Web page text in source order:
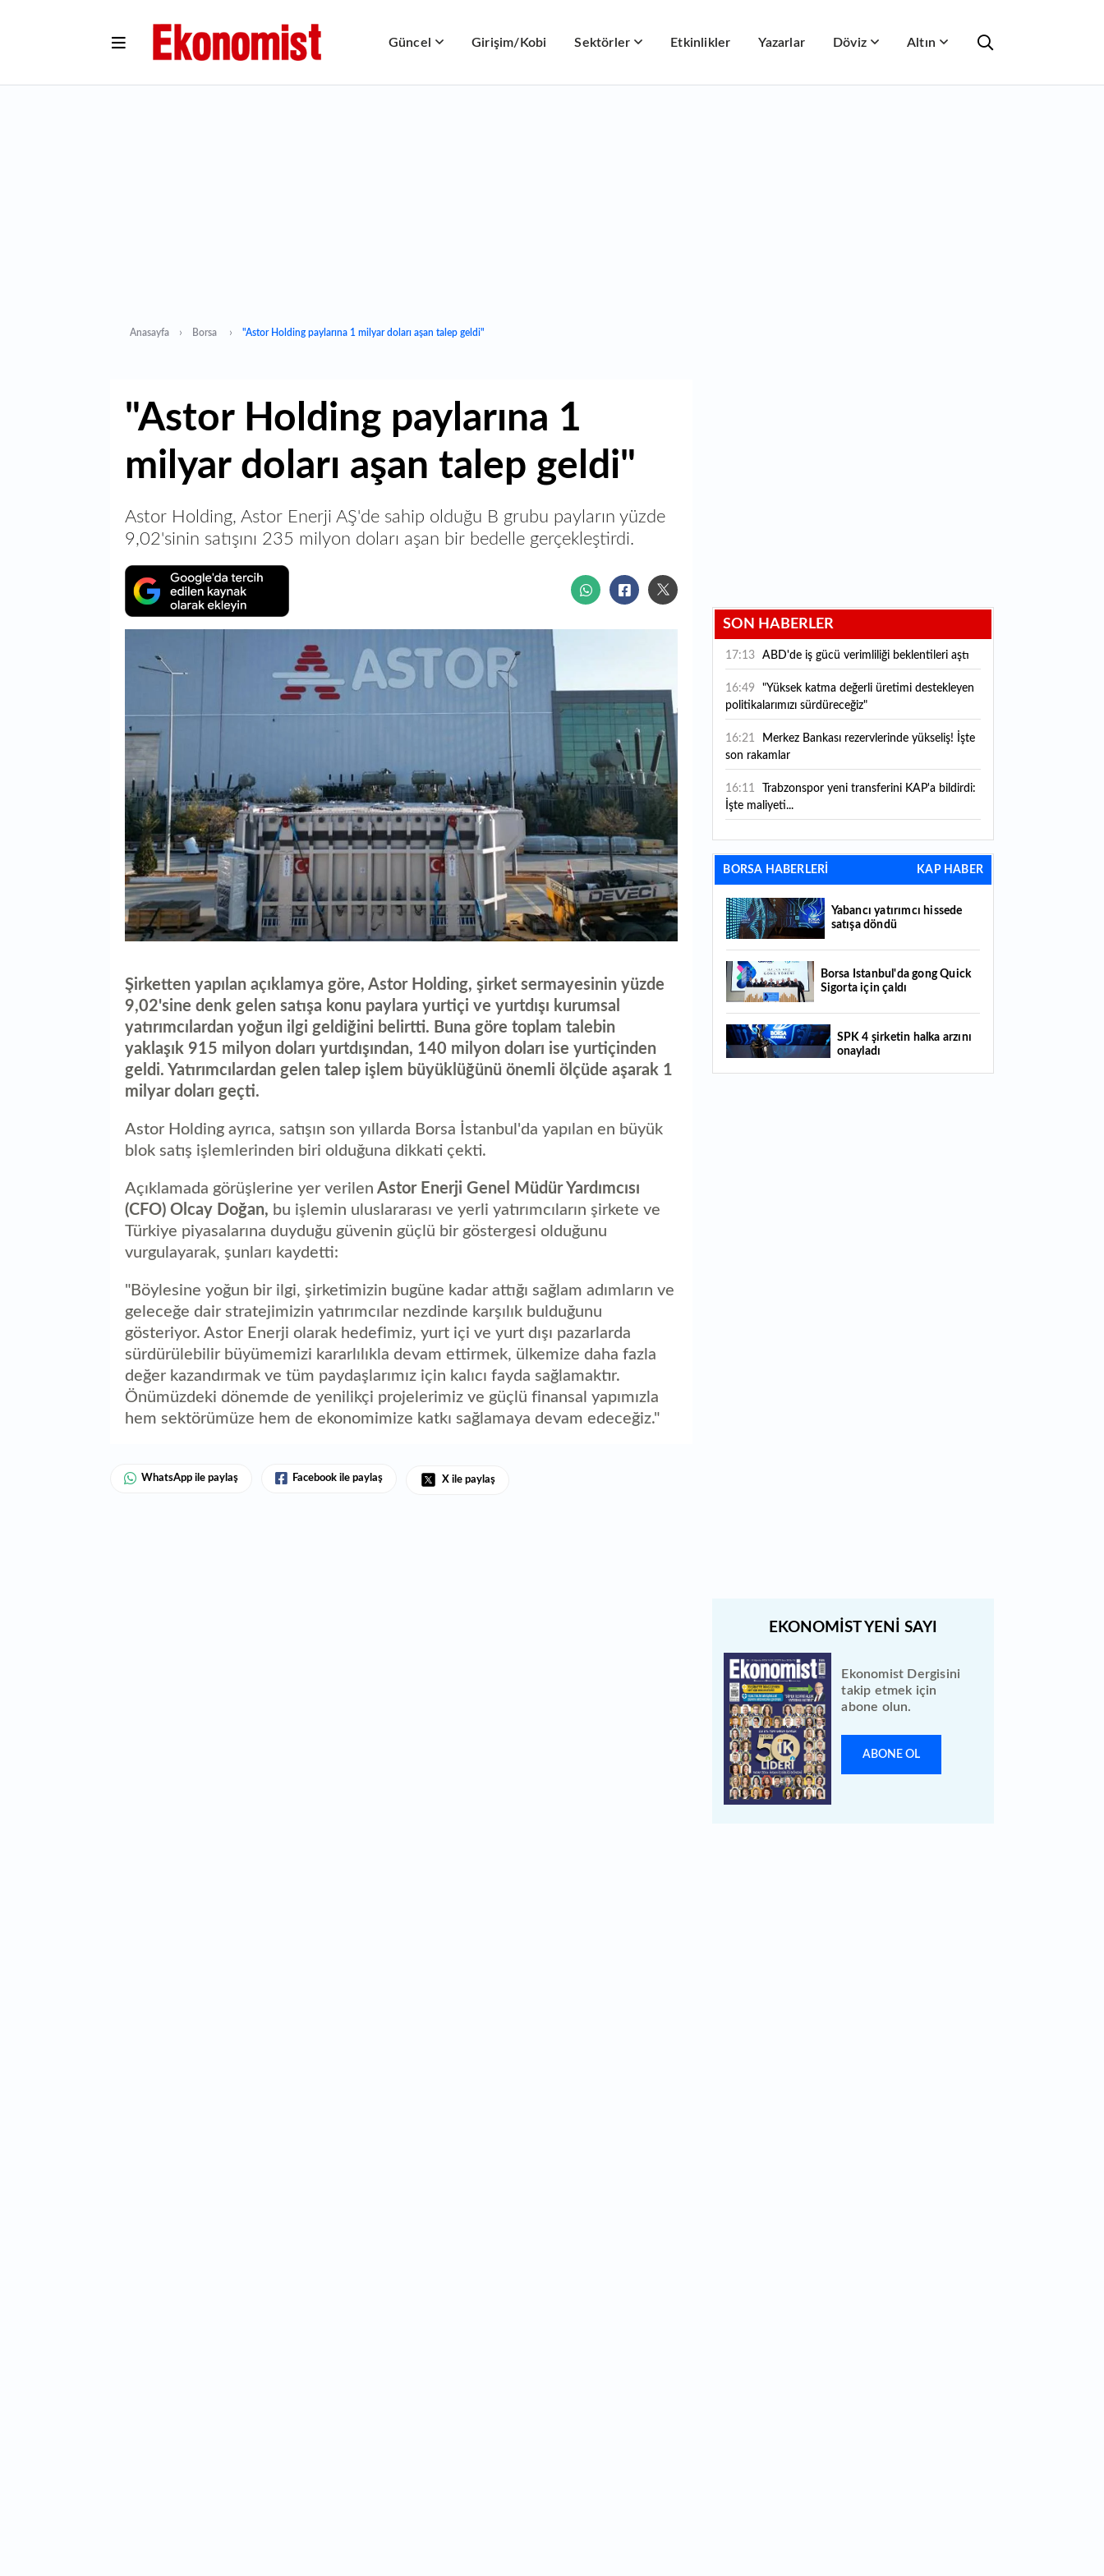
Güncel Girişim/Kobi Sektörler Etkinlikler Yazarlar Döviz Altın
Anasayfa Borsa "Astor Holding paylarına 1 milyar doları aşan talep geldi"
"Astor Holding paylarına 1
milyar doları aşan talep geldi"
Astor Holding, Astor Enerji AŞ'de sahip olduğu B grubu payların yüzde
9,02'sinin satışını 235 milyon doları aşan bir bedelle gerçekleştirdi.
Şirketten yapılan açıklamya göre, Astor Holding, şirket sermayesinin yüzde
9,02'sine denk gelen satışa konu paylara yurtiçi ve yurtdışı kurumsal
yatırımcılardan yoğun ilgi geldiğini belirtti. Buna göre toplam talebin
yaklaşık 915 milyon doları yurtdışından, 140 milyon doları ise yurtiçinden
geldi. Yatırımcılardan gelen talep işlem büyüklüğünü önemli ölçüde aşarak 1
milyar doları geçti.
Astor Holding ayrıca, satışın son yıllarda Borsa İstanbul'da yapılan en büyük
blok satış işlemlerinden biri olduğuna dikkati çekti.
Açıklamada görüşlerine yer verilen Astor Enerji Genel Müdür Yardımcısı
(CFO) Olcay Doğan, bu işlemin uluslararası ve yerli yatırımcıların şirkete ve
Türkiye piyasalarına duyduğu güvenin güçlü bir göstergesi olduğunu
vurgulayarak, şunları kaydetti:
"Böylesine yoğun bir ilgi, şirketimizin bugüne kadar attığı sağlam adımların ve
geleceğe dair stratejimizin yatırımcılar nezdinde karşılık bulduğunu
gösteriyor. Astor Enerji olarak hedefimiz, yurt içi ve yurt dışı pazarlarda
sürdürülebilir büyümemizi kararlılıkla devam ettirmek, ülkemize daha fazla
değer kazandırmak ve tüm paydaşlarımız için kalıcı fayda sağlamaktır.
Önümüzdeki dönemde de yenilikçi projelerimiz ve güçlü finansal yapımızla
hem sektörümüze hem de ekonomimize katkı sağlamaya devam edeceğiz."
WhatsApp ile paylaş Facebook ile paylaş X ile paylaş
SON HABERLER
17:13 ABD'de iş gücü verimliliği beklentileri aştı
16:49
"Yüksek katma değerli üretimi destekleyen
politikalarımızı sürdüreceğiz"
16:21
son rakamlar
16:11
İşte maliyeti...
16:09 TMO 2026-2027 fındık alım fiyatlarını
açıkladı!
geriledi
15:07 Yabancı yatırımcı hissede satışa döndü
14:39
liraya geriledi
14:29 Türkiye'de her 4 kişiden 3'ü internet
bankacılığı kullanıyor
14:26 Türkiye'nin 2026 dijital karnesi: En çok
BORSA HABERLERİ KAP HABER
Yabancı yatırımcı hissede
satışa döndü
Borsa İstanbul'da gong Quick
Sigorta için çaldı
SPK 4 şirketin halka arzını
onayladı
Ekonomist Dergisini
takip etmek için
abone olun.
ABONE OL